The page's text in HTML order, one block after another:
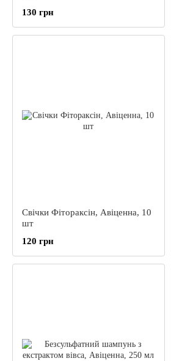
130 грн
Свічки Фітораксін, Авіценна, 10
шт
120 грн